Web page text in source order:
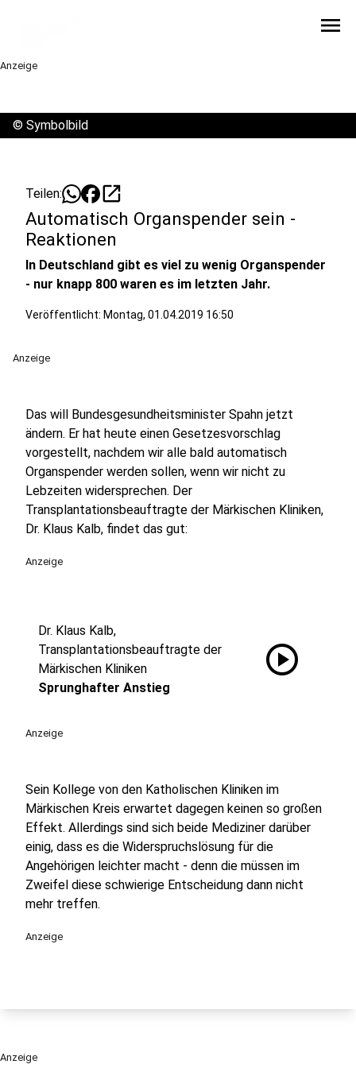
menu
Anzeige
© Symbolbild
Teilen: open_in_new
Automatisch Organspender sein -
Reaktionen
In Deutschland gibt es viel zu wenig Organspender
- nur knapp 800 waren es im letzten Jahr.
Veröffentlicht: Montag, 01.04.2019 16:50
Anzeige
Das will Bundesgesundheitsminister Spahn jetzt
ändern. Er hat heute einen Gesetzesvorschlag
vorgestellt, nachdem wir alle bald automatisch
Organspender werden sollen, wenn wir nicht zu
Lebzeiten widersprechen. Der
Transplantationsbeauftragte der Märkischen Kliniken,
Dr. Klaus Kalb, findet das gut:
Anzeige
Dr. Klaus Kalb,
Transplantationsbeauftragte der
Märkischen Kliniken
Sprunghafter Anstieg
play_circle
Anzeige
Sein Kollege von den Katholischen Kliniken im
Märkischen Kreis erwartet dagegen keinen so großen
Effekt. Allerdings sind sich beide Mediziner darüber
einig, dass es die Widerspruchslösung für die
Angehörigen leichter macht - denn die müssen im
Zweifel diese schwierige Entscheidung dann nicht
mehr treffen.
Anzeige
Anzeige